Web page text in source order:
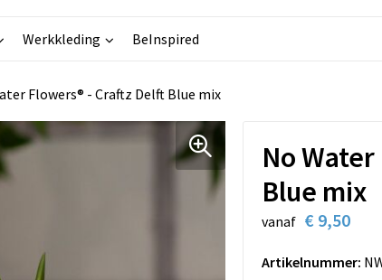
Werkkleding BeInspired
Flowers® - Craftz Delft Blue mix
No
Blue mix
vanaf € 9,50
Artikelnummer: